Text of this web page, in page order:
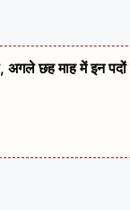
अगले छह माह में इन पदों